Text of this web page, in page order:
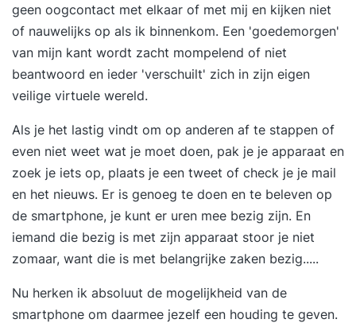
geen oogcontact met elkaar of met mij en kijken niet
of nauwelijks op als ik binnenkom. Een 'goedemorgen'
van mijn kant wordt zacht mompelend of niet
beantwoord en ieder 'verschuilt' zich in zijn eigen
veilige virtuele wereld.
Als je het lastig vindt om op anderen af te stappen of
even niet weet wat je moet doen, pak je je apparaat en
zoek je iets op, plaats je een tweet of check je je mail
en het nieuws. Er is genoeg te doen en te beleven op
de smartphone, je kunt er uren mee bezig zijn. En
iemand die bezig is met zijn apparaat stoor je niet
zomaar, want die is met belangrijke zaken bezig.....
Nu herken ik absoluut de mogelijkheid van de
smartphone om daarmee jezelf een houding te geven.